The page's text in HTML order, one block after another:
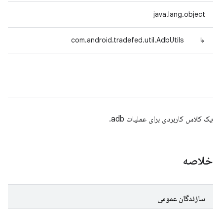
java.lang.object
↳
com.android.tradefed.util.AdbUtils
یک کلاس کاربردی برای عملیات adb.
خلاصه
سازندگان عمومی